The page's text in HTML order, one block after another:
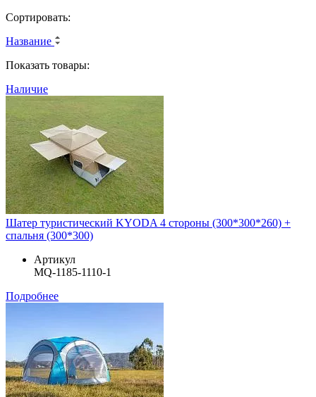
Сортировать:
Название
Показать товары:
Наличие
Шатер туристический KYODA 4 стороны (300*300*260) +
спальня (300*300)
Артикул
MQ-1185-1110-1
Подробнее